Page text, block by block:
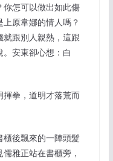
你怎可以做出如此傷
原韋娜的情人嗎？
跟別人親熱，這跟
安東卻心想：白
揮拳，道明才落荒而
後飄來的一陣頭髮
雅正站在書櫃旁，